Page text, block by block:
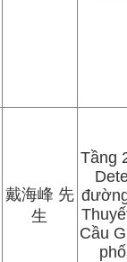
戴海峰 先
生
Tầng
Cầu